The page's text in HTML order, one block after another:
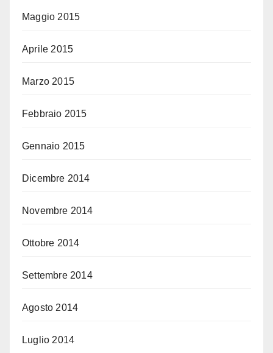
Maggio 2015
Aprile 2015
Marzo 2015
Febbraio 2015
Gennaio 2015
Dicembre 2014
Novembre 2014
Ottobre 2014
Settembre 2014
Agosto 2014
Luglio 2014